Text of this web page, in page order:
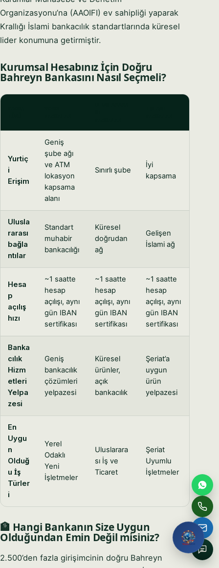
Organizasyonu’na (AAOIFI) ev sahipliği yaparak
Krallığı İslami bankacılık standartlarında küresel
lider konumuna getirmiştir.
Kurumsal Hesabınız İçin Doğru
Bahreyn Bankasını Nasıl Seçmeli?
Yurtiç
i
Erişim
Geniş
şube ağı
ve ATM
lokasyon
kapsama
alanı
Sınırlı şube
İyi
kapsama
Ulusla
rarası
bağla
ntılar
Standart
muhabir
bankacılığı
Küresel
doğrudan
ağ
Gelişen
İslami ağ
Hesa
p
açılış
hızı
~1 saatte
hesap
açılışı, aynı
gün IBAN
sertifikası
~1 saatte
hesap
açılışı, aynı
gün IBAN
sertifikası
~1 saatte
hesap
açılışı, aynı
gün IBAN
sertifikası
Banka
cılık
Hizm
etleri
Yelpa
zesi
Geniş
bankacılık
çözümleri
yelpazesi
Küresel
ürünler,
açık
bankacılık
Şeriat’a
uygun
ürün
yelpazesi
En
Uygu
n
Olduğ
u İş
Türler
i
Yerel
Odaklı
Yeni
İşletmeler
Uluslarara
sı İş ve
Ticaret
Şeriat
Uyumlu
İşletmeler
🏦 Hangi Bankanın Size Uygun
Olduğundan Emin Değil misiniz?
2.500’den fazla girişimcinin doğru Bahreyn
Full name
Email
How can we help?
Request My Free
No obligation · We reply within one business hour · Your